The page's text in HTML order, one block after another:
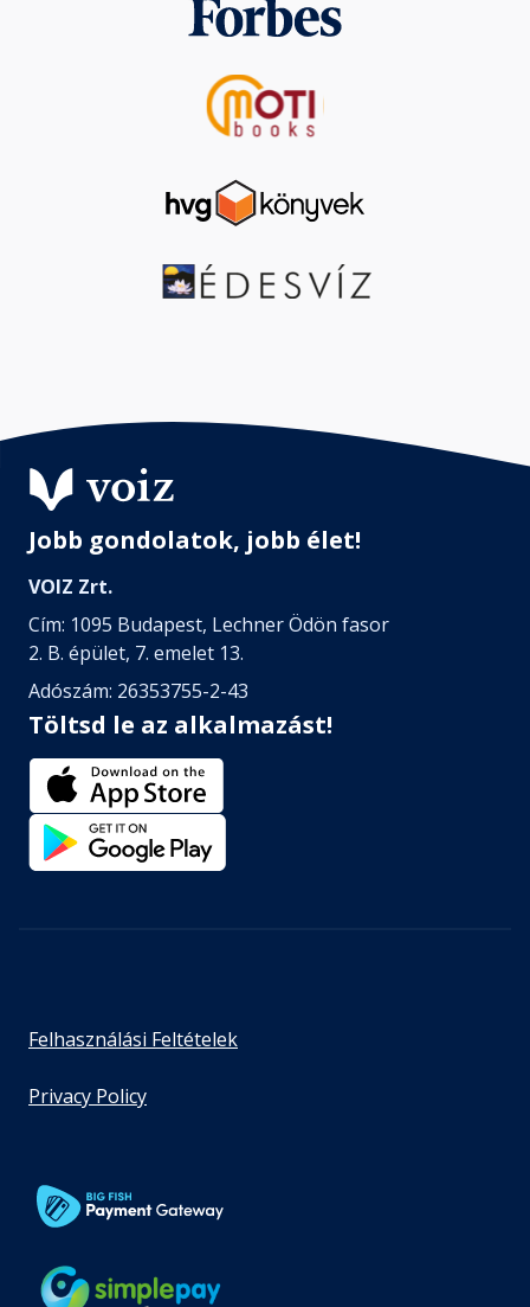
Jobb gondolatok, jobb élet!
VOIZ Zrt.
Cím: 1095 Budapest, Lechner Ödön fasor
2. B. épület, 7. emelet 13.
Adószám: 26353755-2-43
Töltsd le az alkalmazást!
Felhasználási Feltételek
Privacy Policy